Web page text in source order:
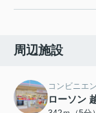
周辺施設
コンビニエ
ローソン